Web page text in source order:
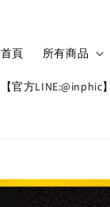
首頁 所有商品
【官方LINE:@inphic】